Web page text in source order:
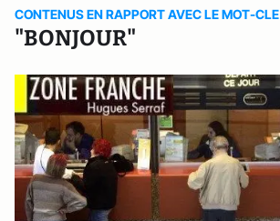
CONTENUS EN RAPPORT AVEC LE MOT-CLE
"BONJOUR"